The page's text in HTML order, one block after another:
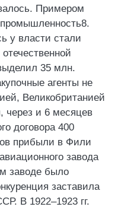
Примером
у власти стали
35 млн.
агенты не
Великобританией
и 6 месяцев
договора 400
прибыли в Фили
завода
заводе было
заставила
В 1922–1923 гг.